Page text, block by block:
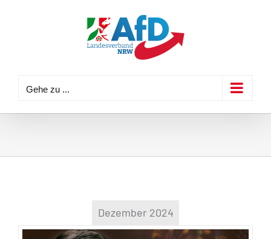
Gehe zu ...
Dezember 2024